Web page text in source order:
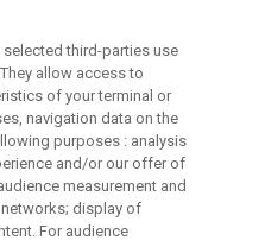
third-parties use
allow access to
of your terminal or
navigation data on the
purposes : analysis
and/or our offer of
measurement and
display of
For audience